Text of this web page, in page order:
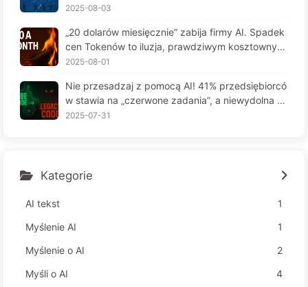
dnik wdrożenia na rok 2025 - Powoli ucz się AI16
2025-08-03
„20 dolarów miesięcznie” zabija firmy AI. Spadek
cen Tokenów to iluzja, prawdziwym kosztownym
jest twoja chciwość — powoli ucz się AI164
2025-08-01
Nie przesadzaj z pomocą AI! 41% przedsiębiorcó
w stawia na „czerwone zadania”, a niewydolna te
chnologia czyni pracowników jeszcze bardziej ni
2025-07-31
Kategorie
AI tekst
1
Myślenie AI
1
Myślenie o AI
2
Myśli o AI
4